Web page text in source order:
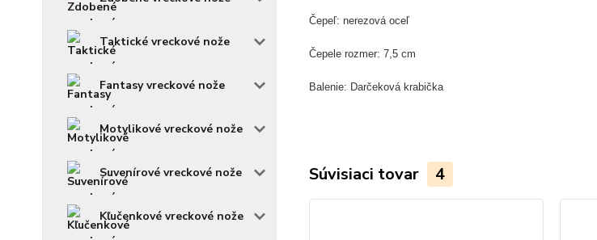
Taktické vreckové nože
Fantasy vreckové nože
Motylikové vreckové nože
Suvenírové vreckové nože
Kľučenkové vreckové nože
Čepeľ: nerezová oceľ
Čepele rozmer: 7,5 cm
Balenie: Darčeková krabička
Súvisiaci tovar 4